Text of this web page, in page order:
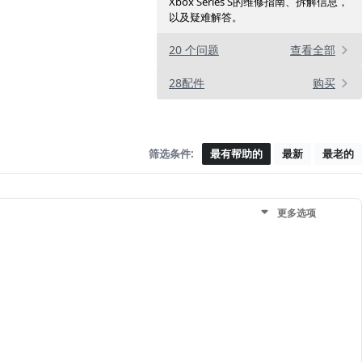
以及疑难解答。
20 个问题 查看全部
28配件 购买
筛选条件: 最有帮助的 最新 最老的
更多选项